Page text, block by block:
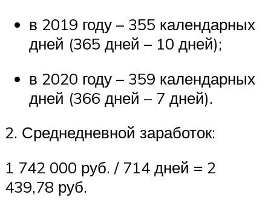
в 2019 году – 355 календарных
дней (365 дней – 10 дней);
в 2020 году – 359 календарных
дней (366 дней – 7 дней).
2. Среднедневной заработок:
1 742 000 руб. / 714 дней = 2
439,78 руб.